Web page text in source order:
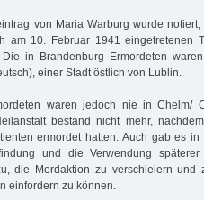
von Maria Warburg wurde
am 10. Februar 1941 eingetretenen
in Brandenburg Ermordeten
einer Stadt östlich von Lublin.
waren jedoch nie in Chelm/
bestand nicht mehr,
ermordet hatten. Auch gab es in
und die Verwendung
die Mordaktion zu verschleiern und
einfordern zu können.